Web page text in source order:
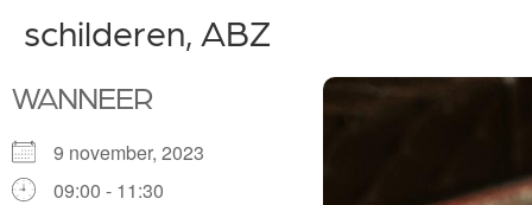
schilderen, ABZ
WANNEER
9 november, 2023
09:00 - 11:30